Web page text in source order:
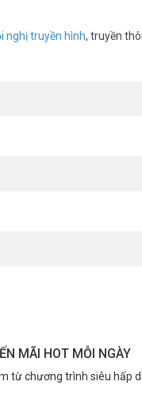
thông siêu rộng,
nghị truyền hình, truyền
MÃI HOT MỖI NGÀY
từ chương trình siêu hấp